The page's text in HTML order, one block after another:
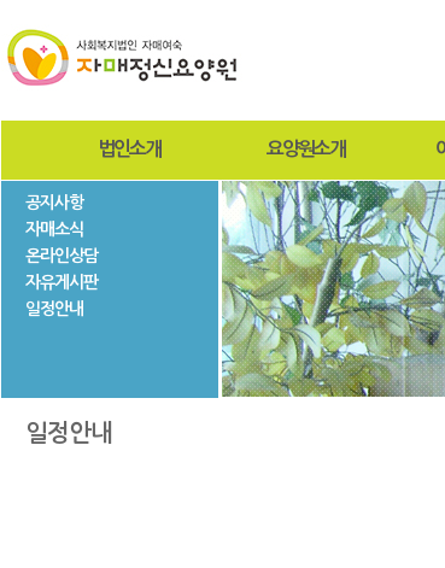
법인소개
사진자료
법인현황
요양원소개
인사말
설립목적 및 연혁
미션과비전
조직도
시설현황
층별안내
자매둘러보기
공지사항
자매소식
온라인상담
자유게시판
일정안내
일정안내